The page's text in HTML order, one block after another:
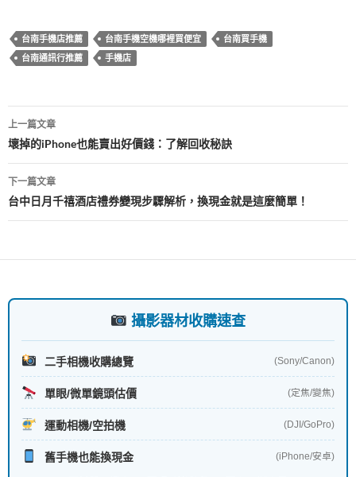
e
b
o
k
e itt ail
台南手機店推薦 台南手機空機哪裡買便宜
台南買手機
台南通訊行推薦
手機店
文
章
導
覽
上一篇文章
壞掉的iPhone也能賣出好價錢：了解回收秘訣
下一篇文章
台中日月千禧酒店禮券變現步驟解析，換現金就是這麼簡單！
攝影器材收購速查
二手相機收購總覽 (Sony/Canon)
單眼/微單鏡頭估價 (定焦/變焦)
運動相機/空拍機 (DJI/GoPro)
舊手機也能換現金 (iPhone/安卓)